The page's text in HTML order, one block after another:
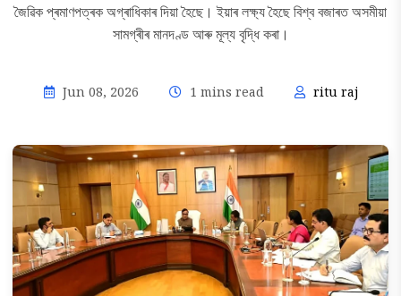
জৈৱিক প্ৰমাণপত্ৰক অগ্ৰাধিকাৰ দিয়া হৈছে। ইয়াৰ লক্ষ্য হৈছে বিশ্ব বজাৰত অসমীয়া
সামগ্ৰীৰ মানদণ্ড আৰু মূল্য বৃদ্ধি কৰা।
Jun 08, 2026 1 mins read ritu raj